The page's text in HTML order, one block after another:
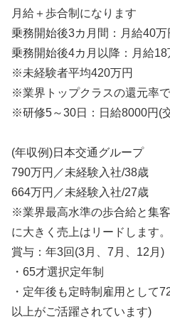
月給＋歩合制になります
乗務開始後3カ月間：月給40万
乗務開始後4カ月以降：月給
※未経験者平均420万円
※業界トップクラスの還元率で
※研修5～30日：日給8000円(
(年収例)日本交通グループ
790万円／未経験入社/38歳
664万円／未経験入社/27歳
※業界最高水準の歩合給と集
に大きく売上はリードします。
賞与：年3回(3月、7月、12月)
・65才選択定年制
・定年後も定時制雇用として
以上がご活躍されています)